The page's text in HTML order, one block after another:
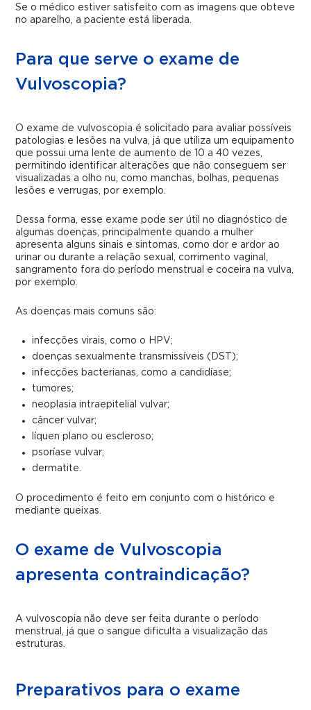
Se o médico estiver satisfeito com as imagens que obteve
no aparelho, a paciente está liberada.
Para que serve o exame de
Vulvoscopia?
O exame de vulvoscopia é solicitado para avaliar possíveis
patologias e lesões na vulva, já que utiliza um equipamento
que possui uma lente de aumento de 10 a 40 vezes,
permitindo identificar alterações que não conseguem ser
visualizadas a olho nu, como manchas, bolhas, pequenas
lesões e verrugas, por exemplo.
Dessa forma, esse exame pode ser útil no diagnóstico de
algumas doenças, principalmente quando a mulher
apresenta alguns sinais e sintomas, como dor e ardor ao
urinar ou durante a relação sexual, corrimento vaginal,
sangramento fora do período menstrual e coceira na vulva,
por exemplo.
As doenças mais comuns são:
infecções virais, como o HPV;
doenças sexualmente transmissíveis (DST);
infecções bacterianas, como a candidíase;
tumores;
neoplasia intraepitelial vulvar;
câncer vulvar;
líquen plano ou escleroso;
psoríase vulvar;
dermatite.
O procedimento é feito em conjunto com o histórico e
mediante queixas.
O exame de Vulvoscopia
apresenta contraindicação?
A vulvoscopia não deve ser feita durante o período
menstrual, já que o sangue dificulta a visualização das
estruturas.
Preparativos para o exame